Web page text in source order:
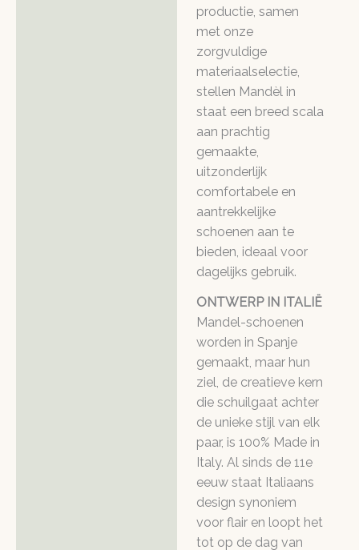
productie, samen
met onze
zorgvuldige
materiaalselectie,
stellen Mandèl in
staat een breed scala
aan prachtig
gemaakte,
uitzonderlijk
comfortabele en
aantrekkelijke
schoenen aan te
bieden, ideaal voor
dagelijks gebruik.
ONTWERP IN ITALIË
Mandel-schoenen
worden in Spanje
gemaakt, maar hun
ziel, de creatieve kern
die schuilgaat achter
de unieke stijl van elk
paar, is 100% Made in
Italy. Al sinds de 11e
eeuw staat Italiaans
design synoniem
voor flair en loopt het
tot op de dag van